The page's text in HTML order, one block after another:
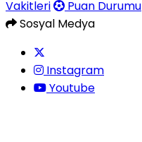
Vakitleri
Puan Durumu
Sosyal Medya
Instagram
Youtube